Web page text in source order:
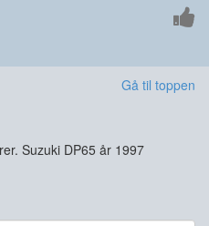
Gå til toppen
Suzuki DP65 år 1997